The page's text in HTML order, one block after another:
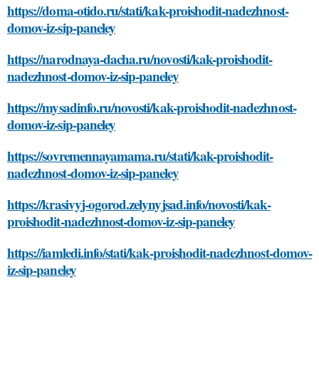
https://doma-otido.ru/stati/kak-proishodit-nadezhnost-
domov-iz-sip-paneley
https://narodnaya-dacha.ru/novosti/kak-proishodit-
nadezhnost-domov-iz-sip-paneley
https://mysadinfo.ru/novosti/kak-proishodit-nadezhnost-
domov-iz-sip-paneley
https://sovremennayamama.ru/stati/kak-proishodit-
nadezhnost-domov-iz-sip-paneley
https://krasivyj-ogorod.zelynyjsad.info/novosti/kak-
proishodit-nadezhnost-domov-iz-sip-paneley
https://iamledi.info/stati/kak-proishodit-nadezhnost-domov-
iz-sip-paneley